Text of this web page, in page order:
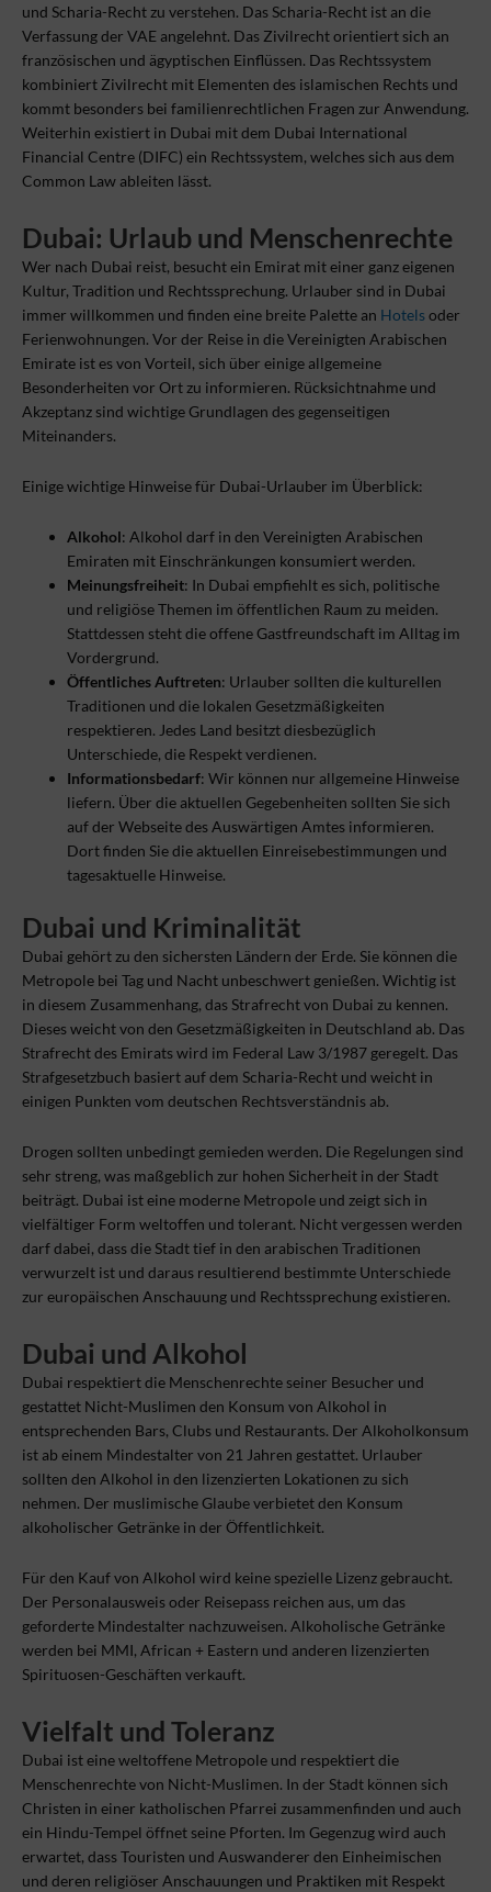
und Scharia-Recht zu verstehen. Das Scharia-Recht ist an die
Verfassung der VAE angelehnt. Das Zivilrecht orientiert sich an
französischen und ägyptischen Einflüssen. Das Rechtssystem
kombiniert Zivilrecht mit Elementen des islamischen Rechts und
kommt besonders bei familienrechtlichen Fragen zur Anwendung.
Weiterhin existiert in Dubai mit dem Dubai International
Financial Centre (DIFC) ein Rechtssystem, welches sich aus dem
Common Law ableiten lässt.
Dubai: Urlaub und Menschenrechte
Wer nach Dubai reist, besucht ein Emirat mit einer ganz eigenen
Kultur, Tradition und Rechtssprechung. Urlauber sind in Dubai
immer willkommen und finden eine breite Palette an Hotelsoder
Ferienwohnungen. Vor der Reise in die Vereinigten Arabischen
Emirate ist es von Vorteil, sich über einige allgemeine
Besonderheiten vor Ort zu informieren. Rücksichtnahme und
Akzeptanz sind wichtige Grundlagen des gegenseitigen
Miteinanders.
Einige wichtige Hinweise für Dubai-Urlauber im Überblick:
Alkohol: Alkohol darf in den Vereinigten Arabischen
Emiraten mit Einschränkungen konsumiert werden.
Meinungsfreiheit: In Dubai empfiehlt es sich, politische
und religiöse Themen im öffentlichen Raum zu meiden.
Stattdessen steht die offene Gastfreundschaft im Alltag im
Vordergrund.
Öffentliches Auftreten: Urlauber sollten die kulturellen
Traditionen und die lokalen Gesetzmäßigkeiten
respektieren. Jedes Land besitzt diesbezüglich
Unterschiede, die Respekt verdienen.
Informationsbedarf: Wir können nur allgemeine Hinweise
liefern. Über die aktuellen Gegebenheiten sollten Sie sich
auf der Webseite des Auswärtigen Amtes informieren.
Dort finden Sie die aktuellen Einreisebestimmungen und
tagesaktuelle Hinweise.
Dubai und Kriminalität
Dubai gehört zu den sichersten Ländern der Erde. Sie können die
Metropole bei Tag und Nacht unbeschwert genießen. Wichtig ist
in diesem Zusammenhang, das Strafrecht von Dubai zu kennen.
Dieses weicht von den Gesetzmäßigkeiten in Deutschland ab. Das
Strafrecht des Emirats wird im Federal Law 3/1987 geregelt. Das
Strafgesetzbuch basiert auf dem Scharia-Recht und weicht in
einigen Punkten vom deutschen Rechtsverständnis ab.
Drogen sollten unbedingt gemieden werden. Die Regelungen sind
sehr streng, was maßgeblich zur hohen Sicherheit in der Stadt
beiträgt. Dubai ist eine moderne Metropole und zeigt sich in
vielfältiger Form weltoffen und tolerant. Nicht vergessen werden
darf dabei, dass die Stadt tief in den arabischen Traditionen
verwurzelt ist und daraus resultierend bestimmte Unterschiede
zur europäischen Anschauung und Rechtssprechung existieren.
Dubai und Alkohol
Dubai respektiert die Menschenrechte seiner Besucher und
gestattet Nicht-Muslimen den Konsum von Alkohol in
entsprechenden Bars, Clubs und Restaurants. Der Alkoholkonsum
ist ab einem Mindestalter von 21 Jahren gestattet. Urlauber
sollten den Alkohol in den lizenzierten Lokationen zu sich
nehmen. Der muslimische Glaube verbietet den Konsum
alkoholischer Getränke in der Öffentlichkeit.
Für den Kauf von Alkohol wird keine spezielle Lizenz gebraucht.
Der Personalausweis oder Reisepass reichen aus, um das
geforderte Mindestalter nachzuweisen. Alkoholische Getränke
werden bei MMI, African + Eastern und anderen lizenzierten
Spirituosen-Geschäften verkauft.
Vielfalt und Toleranz
Dubai ist eine weltoffene Metropole und respektiert die
Menschenrechte von Nicht-Muslimen. In der Stadt können sich
Christen in einer katholischen Pfarrei zusammenfinden und auch
ein Hindu-Tempel öffnet seine Pforten. Im Gegenzug wird auch
erwartet, dass Touristen und Auswanderer den Einheimischen
und deren religiöser Anschauungen und Praktiken mit Respekt